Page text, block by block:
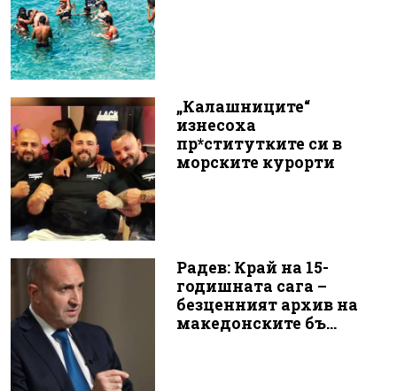
„Калашниците“
изнесоха
пр*ститутките си в
морските курорти
Радев: Край на 15-
годишната сага –
безценният архив на
македонските бъ...